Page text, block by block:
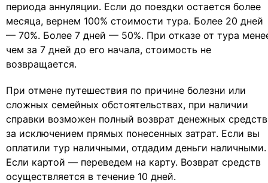
периода аннуляции. Если до поездки остается более
месяца, вернем 100% стоимости тура. Более 20 дней
— 70%. Более 7 дней — 50%. При отказе от тура
чем за 7 дней до его начала, стоимость не
возвращается.
При отмене путешествия по причине болезни или
сложных семейных обстоятельствах, при наличии
справки возможен полный возврат денежных
за исключением прямых понесенных затрат. Если вы
оплатили тур наличными, отдадим деньги наличными.
Если картой — переведем на карту. Возврат средств
осуществляется в течение 10 дней.